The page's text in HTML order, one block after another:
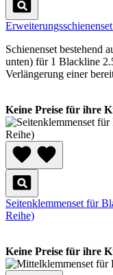
Schienenset bestehend
unten) für 1 Blackline
Verlängerung einer
Keine Preise für ihre
Seitenklemmenset für
Reihe)
Keine Preise für ihre